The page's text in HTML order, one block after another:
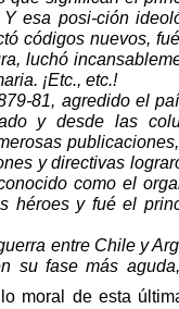
esa posi-ción
códigos nuevos,
luchó
¡Etc., etc.!
81, agredido el
y desde las
y directivas
como el
héroes y fué el
entre Chile y
su fase más
moral de esta